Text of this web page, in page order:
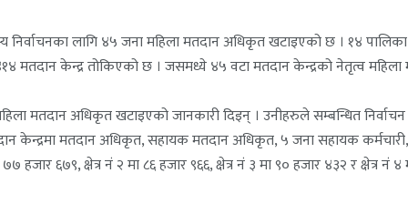
निर्वाचनका लागि ४५ जना महिला मतदान अधिकृत खटाइएको छ । १४
४१४ मतदान केन्द्र तोकिएको छ । जसमध्ये ४५ वटा मतदान केन्द्रको नेतृत्व
मतदान अधिकृत खटाइएको जानकारी दिइन् । उनीहरुले सम्बन्धित
केन्द्रमा मतदान अधिकृत, सहायक मतदान अधिकृत, ५ जना सहायक
७७ हजार ६७९, क्षेत्र नं २ मा ८६ हजार ९६६, क्षेत्र नं ३ मा ९० हजार ४३२ र